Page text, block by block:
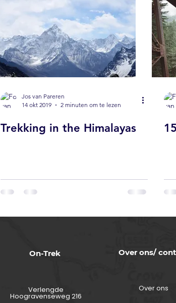
Jos van Pareren
14 okt 2019
2 minuten om te lezen
Trekking in the Himalayas
On-Trek Over ons/
Verlengde
Hoogravenseweg 216
Over ons